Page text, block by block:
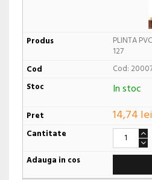
PLINTA
127
Cod:
In stoc
14,74